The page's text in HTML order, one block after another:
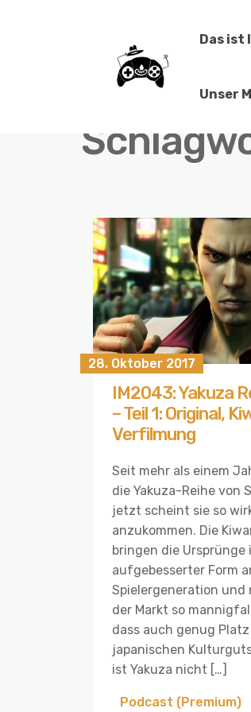
Das ist
Unser
28. Oktober 2017
IM2043: Yakuza
– Teil 1: Original,
Verfilmung
Seit mehr als einem
die Yakuza-Reihe von
jetzt scheint sie so
anzukommen. Die
bringen die
aufgebesserter Form
Spielergeneration
der Markt so
dass auch genug
japanischen
ist Yakuza nicht […]
Podcast (Premium)